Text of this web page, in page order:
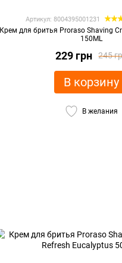
Артикул: 8004395001231
Крем для бритья Proraso Shaving
150ML
245
229 грн
В корзину
В желания